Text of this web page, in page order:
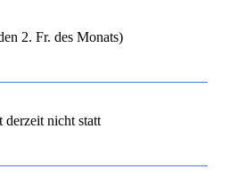
2. Fr. des Monats)
derzeit nicht statt